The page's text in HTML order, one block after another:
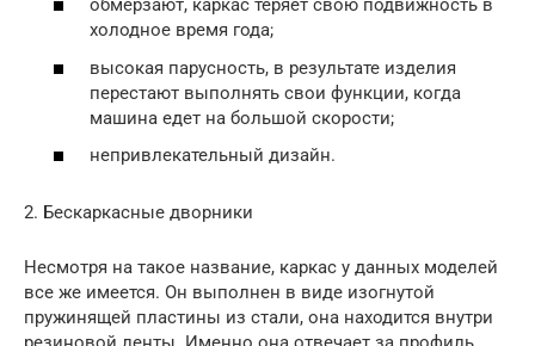
обмерзают, каркас теряет свою подвижность в
холодное время года;
высокая парусность, в результате изделия
перестают выполнять свои функции, когда
машина едет на большой скорости;
непривлекательный дизайн.
2. Бескаркасные дворники
Несмотря на такое название, каркас у данных моделей
все же имеется. Он выполнен в виде изогнутой
пружинящей пластины из стали, она находится внутри